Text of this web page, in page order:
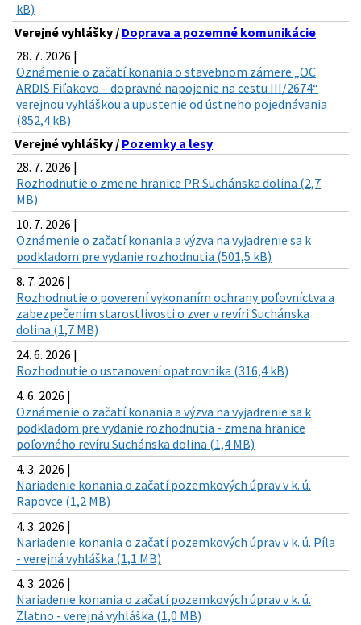
kB)
Verejné vyhlášky / Doprava a pozemné komunikácie
28. 7. 2026 |
Oznámenie o začatí konania o stavebnom zámere „OC
ARDIS Fiľakovo – dopravné napojenie na cestu III/2674“
verejnou vyhláškou a upustenie od ústneho pojednávania
(852,4 kB)
Verejné vyhlášky / Pozemky a lesy
28. 7. 2026 |
Rozhodnutie o zmene hranice PR Suchánska dolina (2,7
MB)
10. 7. 2026 |
Oznámenie o začatí konania a výzva na vyjadrenie sa k
podkladom pre vydanie rozhodnutia (501,5 kB)
8. 7. 2026 |
Rozhodnutie o poverení vykonaním ochrany poľovníctva a
zabezpečením starostlivosti o zver v revíri Suchánska
dolina (1,7 MB)
24. 6. 2026 |
Rozhodnutie o ustanovení opatrovníka (316,4 kB)
4. 6. 2026 |
Oznámenie o začatí konania a výzva na vyjadrenie sa k
podkladom pre vydanie rozhodnutia - zmena hranice
poľovného revíru Suchánska dolina (1,4 MB)
4. 3. 2026 |
Nariadenie konania o začatí pozemkových úprav v k. ú.
Rapovce (1,2 MB)
4. 3. 2026 |
Nariadenie konania o začatí pozemkových úprav v k. ú. Píla
- verejná vyhláška (1,1 MB)
4. 3. 2026 |
Nariadenie konania o začatí pozemkových úprav v k. ú.
Zlatno - verejná vyhláška (1,0 MB)